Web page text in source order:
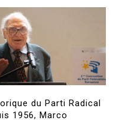
du Parti Radical
1956, Marco